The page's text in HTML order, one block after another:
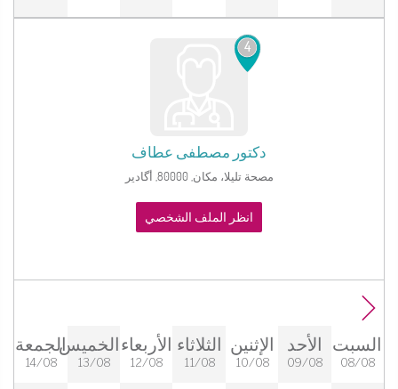
4
دكتور مصطفى عطاف
مصحة تليلا، مكان, 80000, أگادير
انظر الملف الشخصي
السبت
08/08
الأحد
09/08
الإثنين
10/08
الثلاثاء
11/08
الأربعاء
12/08
الخميس
13/08
الجمعة
14/08